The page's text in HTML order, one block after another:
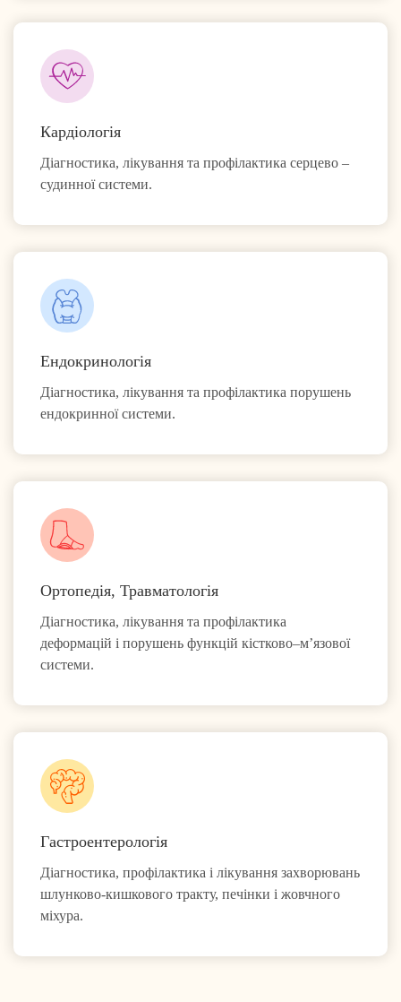
Кардіологія
Діагностика, лікування та профілактика серцево –
судинної системи.
Ендокринологія
Діагностика, лікування та профілактика порушень
ендокринної системи.
Ортопедія, Травматологія
Діагностика, лікування та профілактика
деформацій і порушень функцій кістково–м’язової
системи.
Гастроентерологія
Діагностика, профілактика і лікування захворювань
шлунково-кишкового тракту, печінки і жовчного
міхура.